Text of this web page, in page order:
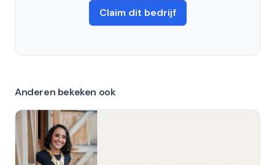
Claim dit bedrijf
Anderen bekeken ook